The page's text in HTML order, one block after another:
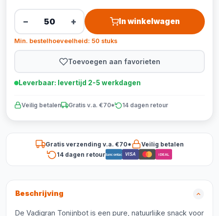
− + In winkelwagen
Min. bestelhoeveelheid: 50 stuks
Toevoegen aan favorieten
Leverbaar: levertijd 2-5 werkdagen
Veilig betalen Gratis v.a. €70* 14 dagen retour
Gratis verzending v.a. €70*
Veilig betalen
14 dagen retourBancontact VISA iDEAL
Beschrijving
De Vadigran Tonijnbot is een pure, natuurlijke snack voor